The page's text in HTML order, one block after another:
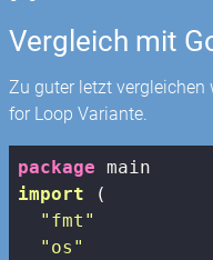
Vergleich mit
Zu guter letzt
for Loop Variante.
package
import
(
"fmt"
"os"